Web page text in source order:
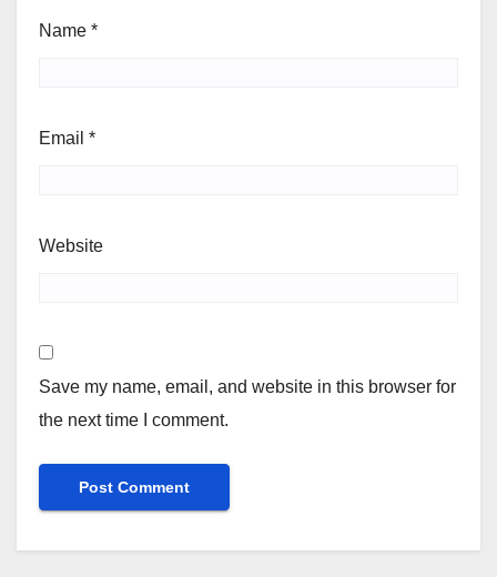
Name *
Email *
Website
Save my name, email, and website in this browser for
the next time I comment.